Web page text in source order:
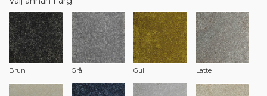
Brun Grå Gul Latte